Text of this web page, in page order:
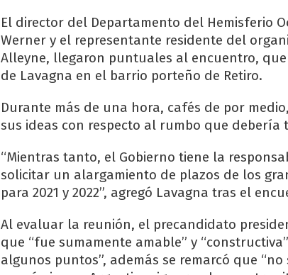
El director del Departamento del Hemisferio
Werner y el representante residente del
Alleyne, llegaron puntuales al encuentro,
de Lavagna en el barrio porteño de Retiro.
Durante más de una hora, cafés de por
sus ideas con respecto al rumbo que
“Mientras tanto, el Gobierno tiene la
solicitar un alargamiento de plazos de los
para 2021 y 2022”, agregó Lavagna tras el
Al evaluar la reunión, el precandidato
que “fue sumamente amable” y
algunos puntos”, además se remarcó que